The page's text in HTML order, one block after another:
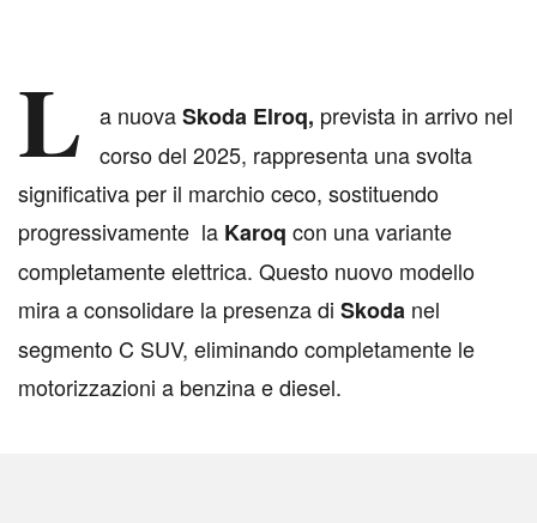
L a nuovaSkoda Elroq, prevista in arrivo nel
corso del 2025, rappresenta una svolta
significativa per il marchio ceco, sostituendo
progressivamente la Karoq con una variante
completamente elettrica. Questo nuovo modello
mira a consolidare la presenza di Skoda nel
segmento C SUV, eliminando completamente le
motorizzazioni a benzina e diesel.